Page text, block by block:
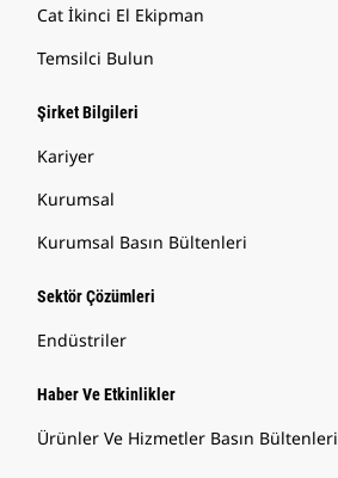
Cat İkinci El Ekipman
Temsilci Bulun
Şirket Bilgileri
Kariyer
Kurumsal
Kurumsal Basın Bültenleri
Sektör Çözümleri
Endüstriler
Haber Ve Etkinlikler
Ürünler Ve Hizmetler Basın Bültenleri